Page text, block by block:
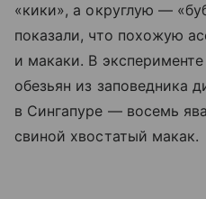
«кики», а округлую —
показали, что похожую
и макаки. В
обезьян из заповедника
в Сингапуре — восемь
свиной хвостатый макак.